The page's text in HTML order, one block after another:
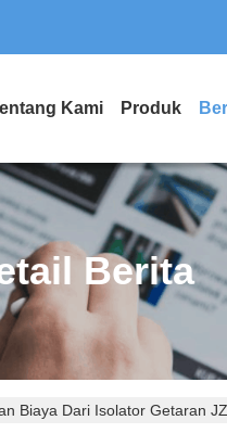
Kami Produk
Berita
Biaya Dari Isolator Getaran